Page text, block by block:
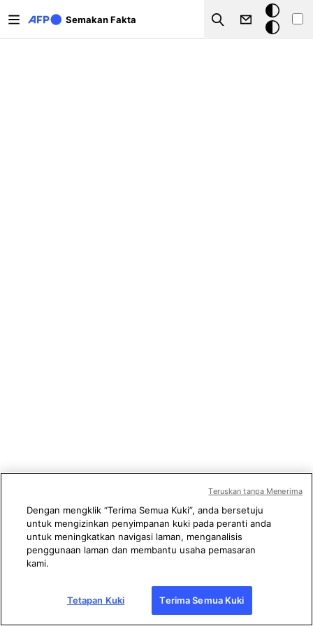
Semakan Fakta
Search
Mod
gelap
Dengan mengklik “Terima Semua Kuki”, anda bersetuju
untuk mengizinkan penyimpanan kuki pada peranti anda
untuk meningkatkan navigasi laman, menganalisis
penggunaan laman dan membantu usaha pemasaran
kami.
Tetapan Kuki Terima Semua Kuki
Teruskan tanpa Menerima